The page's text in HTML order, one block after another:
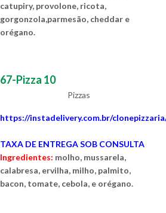
catupiry, provolone, ricota,
gorgonzola,parmesão, cheddar e
orégano.
67-Pizza 10
Pizzas
https://instadelivery.com.br/
TAXA DE ENTREGA SOB CONSULTA
Ingredientes: molho, mussarela,
calabresa, ervilha, milho, palmito,
bacon, tomate, cebola, e orégano.